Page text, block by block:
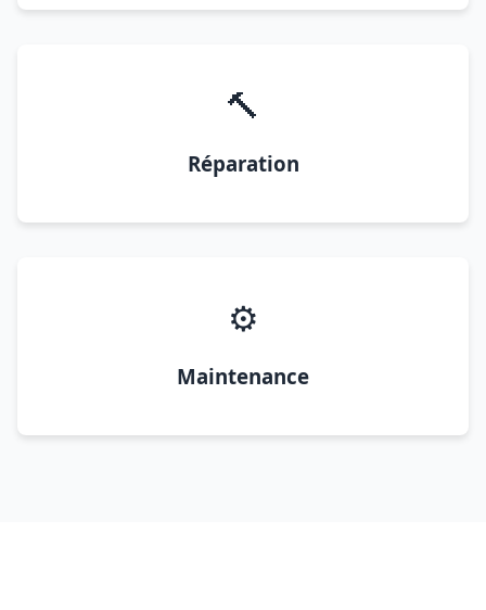
🔨
Réparation
⚙️
Maintenance